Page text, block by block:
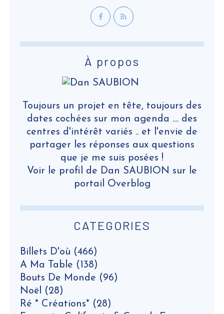
CATEGORIES
Billets D'où (466)
A Ma Table (138)
Bouts De Monde (96)
Noël (28)
Ré * Créations* (28)
À propos
Toujours un projet en tête, toujours des
dates cochées sur mon agenda .... des
centres d'intérêt variés .. et l'envie de
partager les réponses aux questions
que je me suis posées !
Voir le profil de Dan SAUBION sur le
portail Overblog